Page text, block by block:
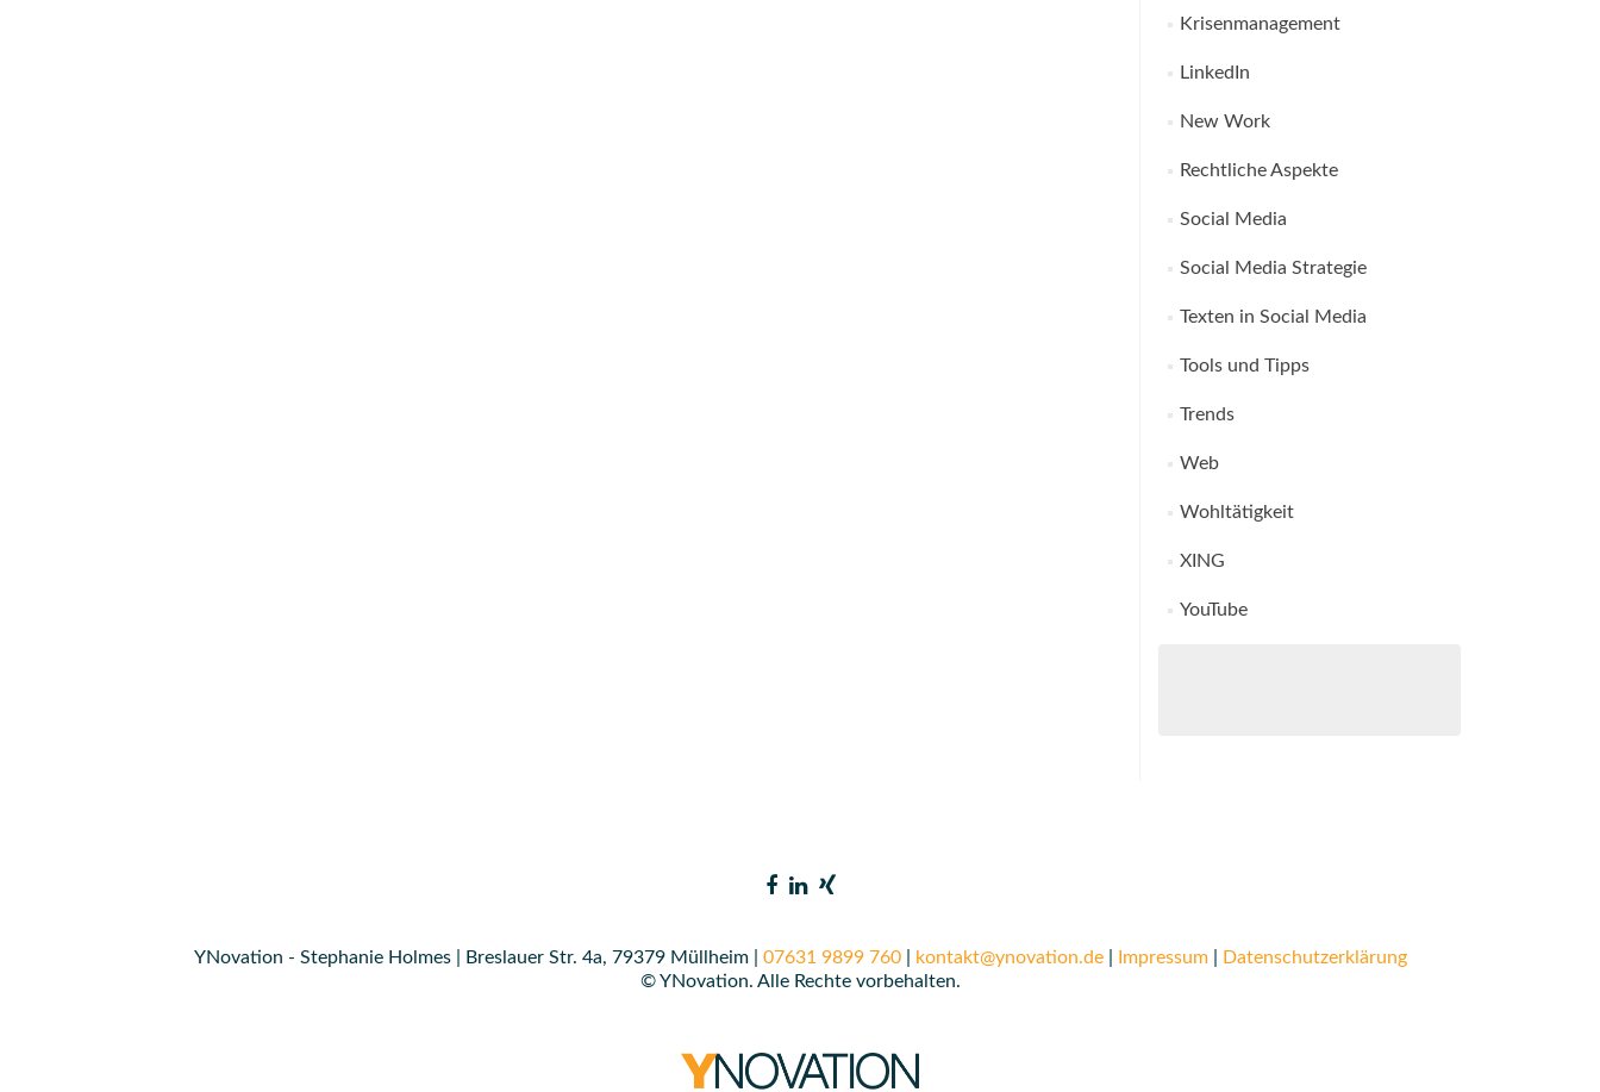
Krisenmanagement
LinkedIn
New Work
Rechtliche Aspekte
Social Media
Social Media Strategie
Texten in Social Media
Tools und Tipps
Trends
Web
Wohltätigkeit
XING
YouTube
YNovation - Stephanie Holmes | Breslauer Str. 4a, 79379 Müllheim | 07631 9899 760| kontakt@ynovation.de| Impressum|
Datenschutzerklärung
© YNovation. Alle Rechte vorbehalten.